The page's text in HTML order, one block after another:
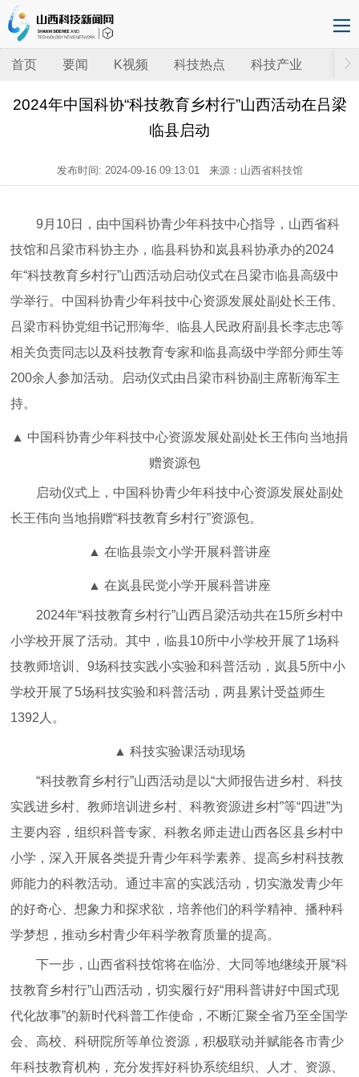
首页 要闻 K视频 科技热点 科技产业
2024年中国科协“科技教育乡村行”山西活动在吕梁
临县启动
发布时间: 2024-09-16 09:13:01 来源：山西省科技馆
9月10日，由中国科协青少年科技中心指导，山西省科
技馆和吕梁市科协主办，临县科协和岚县科协承办的2024
年“科技教育乡村行”山西活动启动仪式在吕梁市临县高级中
学举行。中国科协青少年科技中心资源发展处副处长王伟、
吕梁市科协党组书记邢海华、临县人民政府副县长李志忠等
相关负责同志以及科技教育专家和临县高级中学部分师生等
200余人参加活动。启动仪式由吕梁市科协副主席靳海军主
持。
▲ 中国科协青少年科技中心资源发展处副处长王伟向当地捐
赠资源包
启动仪式上，中国科协青少年科技中心资源发展处副处
长王伟向当地捐赠“科技教育乡村行”资源包。
▲ 在临县崇文小学开展科普讲座
▲ 在岚县民觉小学开展科普讲座
2024年“科技教育乡村行”山西吕梁活动共在15所乡村中
小学校开展了活动。其中，临县10所中小学校开展了1场科
技教师培训、9场科技实践小实验和科普活动，岚县5所中小
学校开展了5场科技实验和科普活动，两县累计受益师生
1392人。
▲ 科技实验课活动现场
“科技教育乡村行”山西活动是以“大师报告进乡村、科技
实践进乡村、教师培训进乡村、科教资源进乡村”等“四进”为
主要内容，组织科普专家、科教名师走进山西各区县乡村中
小学，深入开展各类提升青少年科学素养、提高乡村科技教
师能力的科教活动。通过丰富的实践活动，切实激发青少年
的好奇心、想象力和探求欲，培养他们的科学精神、播种科
学梦想，推动乡村青少年科学教育质量的提高。
下一步，山西省科技馆将在临汾、大同等地继续开展“科
技教育乡村行”山西活动，切实履行好“用科普讲好中国式现
代化故事”的新时代科普工作使命，不断汇聚全省乃至全国学
会、高校、科研院所等单位资源，积极联动并赋能各市青少
年科技教育机构，充分发挥好科协系统组织、人才、资源、